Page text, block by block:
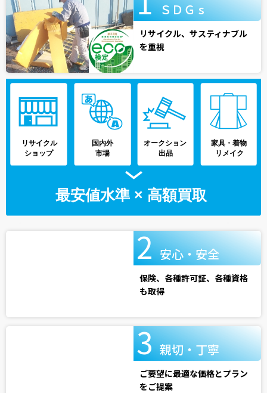
ＳＤＧ s
リサイクル、サスティナブル
を重視
安心・安全
保険、各種許可証、各種資格
も取得
親切・丁寧
ご要望に最適な価格とプラン
をご提案